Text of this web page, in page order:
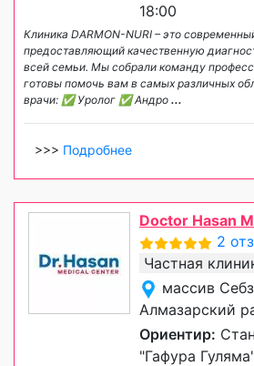
18:00
Клиника DARMON-NURI – это
предоставляющий качественную
всей семьи. Мы собрали команду
готовы помочь вам в самых различных
врачи: ✅ Уролог ✅ Андро ...
>>> Подробнее
Doctor Hasan
2
Частная
массив
Алмазарский
Ориентир:
"Гафура